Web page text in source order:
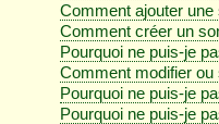
Comment ajouter
Comment créer un
Pourquoi ne puis-je
Comment modifier
Pourquoi ne puis-je
Pourquoi ne puis-je